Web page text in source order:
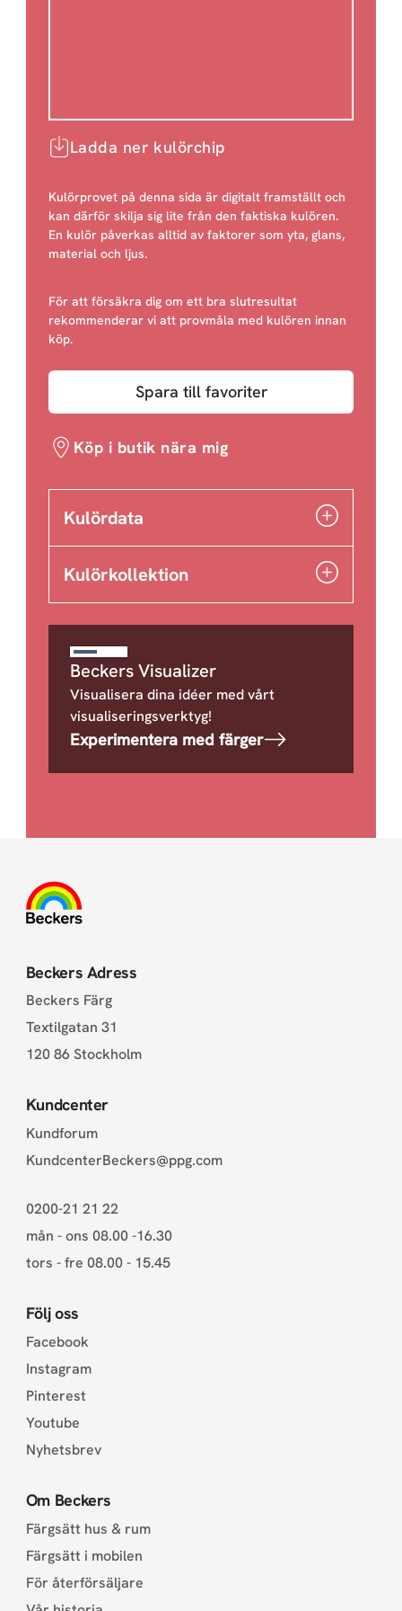
Ladda ner kulörchip
Kulörprovet på denna sida är digitalt framställt och
kan därför skilja sig lite från den faktiska kulören.
En kulör påverkas alltid av faktorer som yta, glans,
material och ljus.
För att försäkra dig om ett bra slutresultat
rekommenderar vi att provmåla med kulören innan
köp.
Spara till favoriter
Köp i butik nära mig
Kulördata
Kulörkollektion
Beckers Visualizer
Visualisera dina idéer med vårt
visualiseringsverktyg!
Experimentera med färger
Beckers Adress
Beckers Färg
Textilgatan 31
120 86 Stockholm
Kundcenter
Kundforum
KundcenterBeckers@ppg.com
0200-21 21 22
mån - ons 08.00 -16.30
tors - fre 08.00 - 15.45
Följ oss
Facebook
Instagram
Pinterest
Youtube
Nyhetsbrev
Om Beckers
Färgsätt hus & rum
Färgsätt i mobilen
För återförsäljare